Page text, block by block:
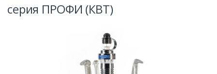
серия ПРОФИ (КВТ)